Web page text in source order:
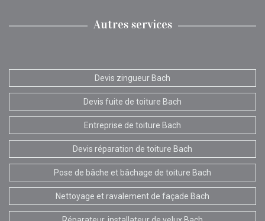
Autres services
Devis zingueur Bach
Devis fuite de toiture Bach
Entreprise de toiture Bach
Devis réparation de toiture Bach
Pose de bâche et bâchage de toiture Bach
Nettoyage et ravalement de façade Bach